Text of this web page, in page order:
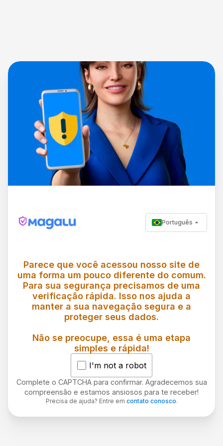
Português
Parece que você acessou nosso site de
uma forma um pouco diferente do comum.
Para sua segurança precisamos de uma
verificação rápida. Isso nos ajuda a
manter a sua navegação segura e a
proteger seus dados.
Não se preocupe, essa é uma etapa
simples e rápida!
I'm not a robot
Complete o CAPTCHA para confirmar. Agradecemos sua
compreensão e estamos ansiosos para te receber!
Precisa de ajuda? Entre em contato conosco.